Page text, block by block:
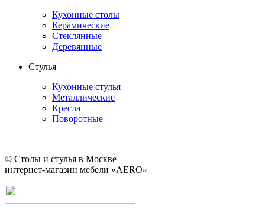
Кухонные столы
Керамические
Стеклянные
Деревянные
Стулья
Кухонные стулья
Металлические
Кресла
Поворотные
© Столы и стулья в Москве —
интернет-магазин мебели «AERO»